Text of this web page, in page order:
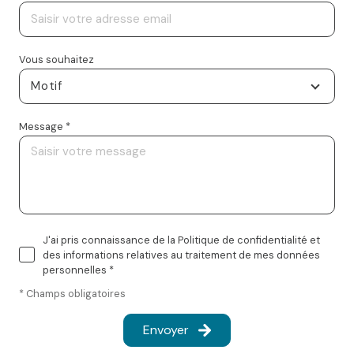
Vous souhaitez
Motif
Message *
J'ai pris connaissance de la Politique de confidentialité et
des informations relatives au traitement de mes données
personnelles *
* Champs obligatoires
Envoyer